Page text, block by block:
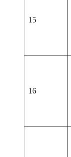
15
16